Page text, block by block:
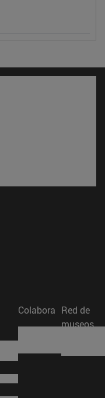
Colabora Red de
museos